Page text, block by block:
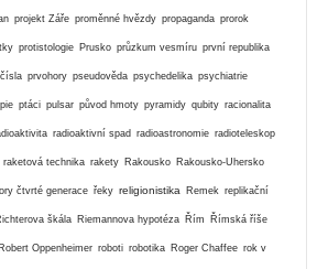
projekt Záře proměnné hvězdy propaganda prorok
protistologie Prusko průzkum vesmíru první republika
prvohory pseudověda psychedelika psychiatrie
ptáci pulsar původ hmoty pyramidy qubity racionalita
radioaktivní spad radioastronomie radioteleskop
raketová technika rakety Rakousko Rakousko-Uhersko
čtvrté generace řeky religionistika Remek replikační
škála Riemannova hypotéza Řím Římská říše
Robert Oppenheimer roboti robotika Roger Chaffee rok v